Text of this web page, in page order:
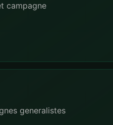
campagne
generalistes